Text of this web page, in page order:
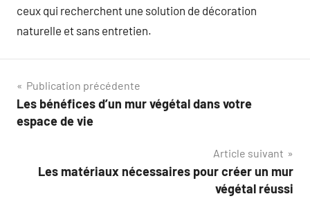
ceux qui recherchent une solution de décoration
naturelle et sans entretien.
Navigation
de
Publication précédente
Les bénéfices d’un mur végétal dans votre
espace de vie
Article suivant
Les matériaux nécessaires pour créer un mur
végétal réussi